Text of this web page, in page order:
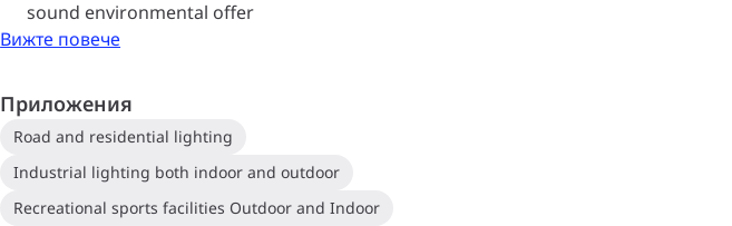
sound environmental offer
Вижте повече
Приложения
Road and residential lighting
Industrial lighting both indoor and outdoor
Recreational sports facilities Outdoor and Indoor